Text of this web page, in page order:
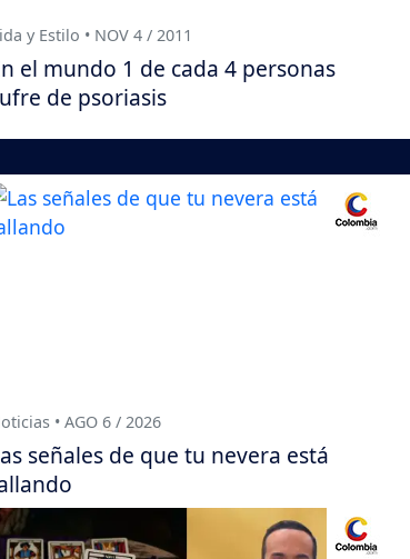
y Estilo • NOV 4 / 2011
el mundo 1 de cada 4 personas
de psoriasis
• AGO 6 / 2026
señales de que tu nevera está